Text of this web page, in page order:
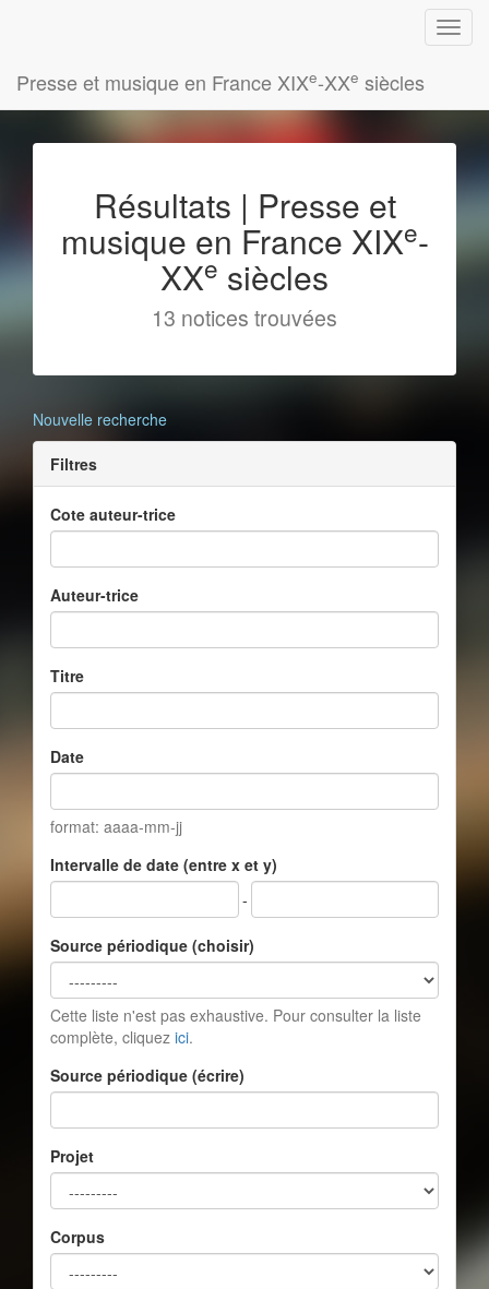
Presse et musique en France XIXe-XXe siècles
Résultats | Presse et
musique en France XIXe-
XXe siècles
13 notices trouvées
Nouvelle recherche
Filtres
Cote auteur-trice
Auteur-trice
Titre
Date
format: aaaa-mm-jj
Intervalle de date (entre x et y)
-
Source périodique (choisir)
Cette liste n'est pas exhaustive. Pour consulter la liste
complète, cliquez ici.
Source périodique (écrire)
Projet
Corpus